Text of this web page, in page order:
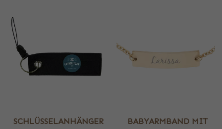
SCHLÜSSELANHÄNGER
BABYARMBAND MIT